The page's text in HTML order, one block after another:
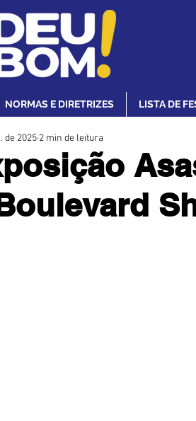
NORMAS E DIRETRIZES LISTA DE
de 2025 2 min de leitura